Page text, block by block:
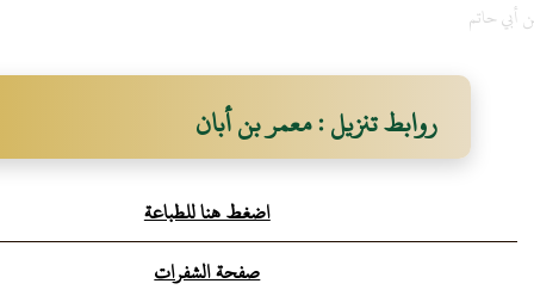
أبي حاتم
روابط تنزيل : معمر بن أبان
اضغط هنا للطباعة
صفحة الشفرات